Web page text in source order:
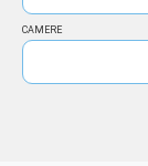
CAMERE